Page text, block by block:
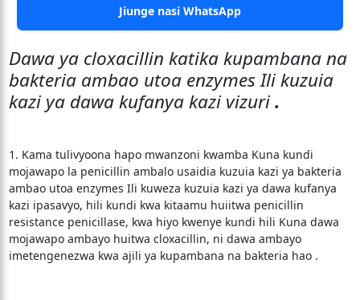
Jiunge nasi WhatsApp
Dawa ya cloxacillin katika kupambana na
bakteria ambao utoa enzymes Ili kuzuia
kazi ya dawa kufanya kazi vizuri.
1. Kama tulivyoona hapo mwanzoni kwamba Kuna kundi
mojawapo la penicillin ambalo usaidia kuzuia kazi ya bakteria
ambao utoa enzymes Ili kuweza kuzuia kazi ya dawa kufanya
kazi ipasavyo, hili kundi kwa kitaamu huiitwa penicillin
resistance penicillase, kwa hiyo kwenye kundi hili Kuna dawa
mojawapo ambayo huitwa cloxacillin, ni dawa ambayo
imetengenezwa kwa ajili ya kupambana na bakteria hao .